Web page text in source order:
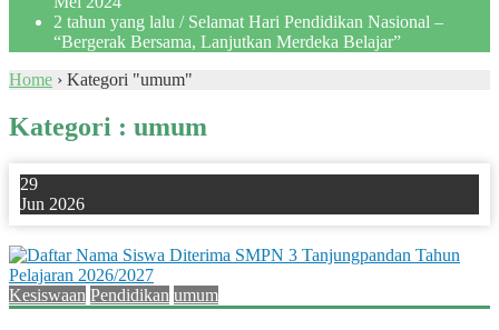
2 tahun yang lalu / Selamat Hari Pendidikan Nasional –
“Bergerak Bersama, Lanjutkan Merdeka Belajar”
Home › Kategori "umum"
Kategori : umum
29
Jun 2026
Kesiswaan Pendidikan umum